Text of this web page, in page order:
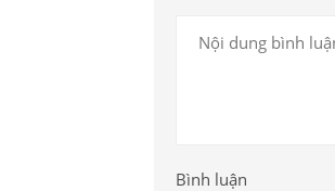
Bình luận